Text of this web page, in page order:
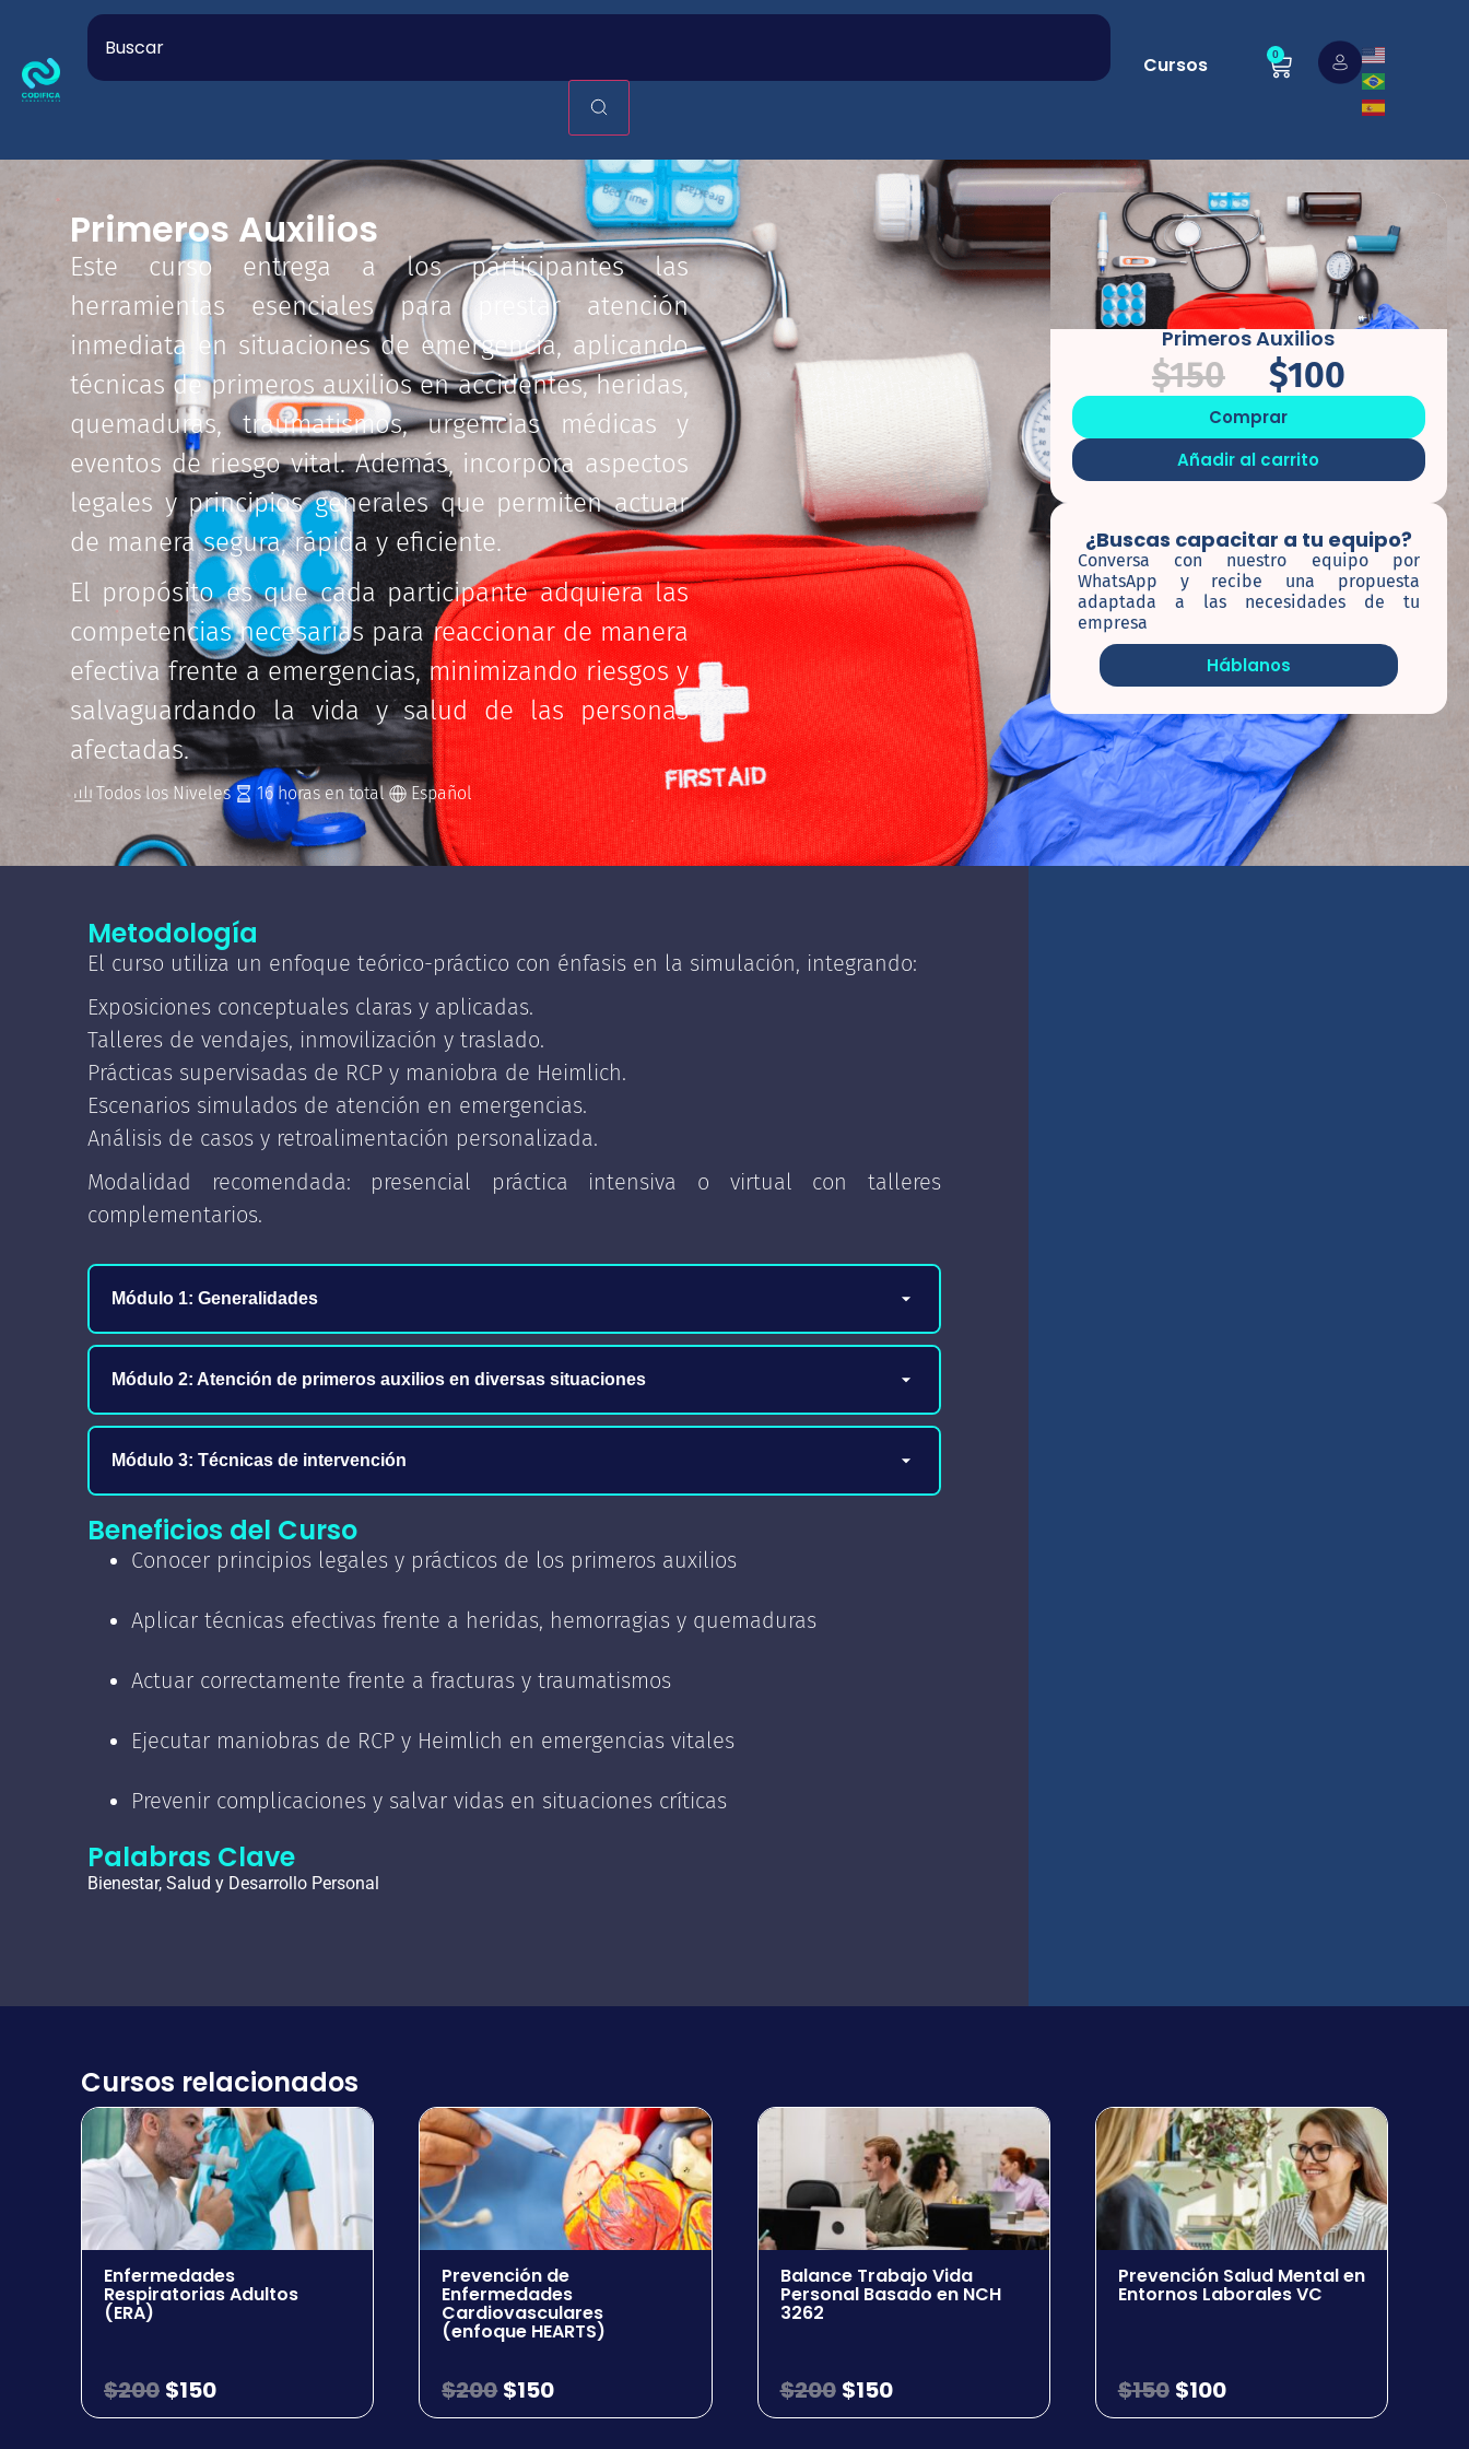
Cursos 0
Primeros Auxilios
Este curso entrega a los participantes las
herramientas esenciales para prestar atención
inmediata en situaciones de emergencia, aplicando
técnicas de primeros auxilios en accidentes, heridas,
quemaduras, traumatismos, urgencias médicas y
eventos de riesgo vital. Además, incorpora aspectos
legales y principios generales que permiten actuar
de manera segura, rápida y eficiente.
El propósito es que cada participante adquiera las
competencias necesarias para reaccionar de manera
efectiva frente a emergencias, minimizando riesgos y
salvaguardando la vida y salud de las personas
afectadas.
Todos los Niveles 16 Español
Primeros Auxilios
$150 $100
Comprar
Añadir al carrito
¿Buscas capacitar a tu equipo?
Conversa con nuestro equipo por
WhatsApp y recibe una propuesta
adaptada a las necesidades de tu
empresa
Háblanos
Metodología
El curso utiliza un enfoque teórico-práctico con énfasis en la simulación, integrando:
Exposiciones conceptuales claras y aplicadas.
Talleres de vendajes, inmovilización y traslado.
Prácticas supervisadas de RCP y maniobra de Heimlich.
Escenarios simulados de atención en emergencias.
Análisis de casos y retroalimentación personalizada.
Modalidad recomendada: presencial práctica intensiva o virtual con talleres
complementarios.
Módulo 1: Generalidades
✓ Aspectos legales
✓ ¿Qué es un accidente?
✓ ¿Qué son los primeros auxilios?
✓ Objetivos y principios generales
✓ Consideraciones generales
Módulo 2: Atención de primeros auxilios en diversas situaciones
✓ Heridas: clasificación, evaluación y factores de complicación
✓ Hemorragias y quemaduras
✓ Lesiones osteomusculares: fracturas, luxaciones, esguinces,
desgarros musculares
✓ Traumatismo cerebral y cervical
Módulo 3: Técnicas de intervención
✓ Vendajes e inmovilización
✓ Manejo de intoxicaciones
✓ Urgencias médicas
Beneficios del Curso
Conocer principios legales y prácticos de los primeros auxilios
Aplicar técnicas efectivas frente a heridas, hemorragias y quemaduras
Actuar correctamente frente a fracturas y traumatismos
Ejecutar maniobras de RCP y Heimlich en emergencias vitales
Prevenir complicaciones y salvar vidas en situaciones críticas
Palabras Clave
Bienestar, Salud y Desarrollo Personal
Cursos relacionados
Enfermedades
Respiratorias Adultos
(ERA)
$200 $150
Prevención de
Enfermedades
Cardiovasculares
(enfoque HEARTS)
$200 $150
Balance Trabajo Vida
Personal Basado en NCH
3262
$200 $150
Prevención Salud Mental en
Entornos Laborales VC
$150 $100